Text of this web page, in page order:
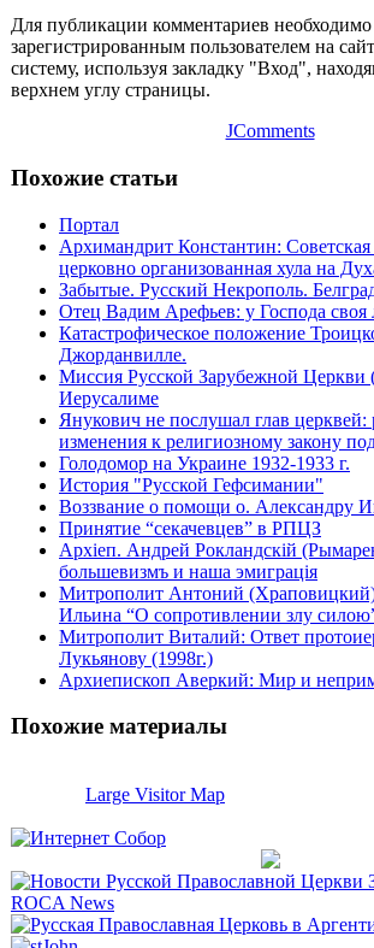
Для публикации комментариев необходимо
зарегистрированным пользователем на
систему, используя закладку "Вход",
верхнем углу страницы.
JComments
Похожие статьи
Портал
Архимандрит Константин:
церковно организованная хула на
Забытые. Русский Некрополь.
Отец Вадим Арефьев: у Господа своя
Катастрофическое положение
Джорданвилле.
Миссия Русской Зарубежной
Иерусалиме
Янукович не послушал глав церквей:
изменения к религиозному закону
Голодомор на Украине 1932-1933 г.
История "Русской Гефсимании"
Воззвание о помощи о. Александру
Принятие “секачевцев” в РПЦЗ
Архіеп. Андрей Рокландскій
большевизмъ и наша эмиграцiя
Митрополит Антоний
Ильина “О сопротивлении злу
Митрополит Виталий: Ответ
Лукьянову (1998г.)
Архиепископ Аверкий: Мир и
Похожие материалы
Large Visitor Map